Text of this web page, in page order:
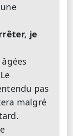
je
pas
malgré